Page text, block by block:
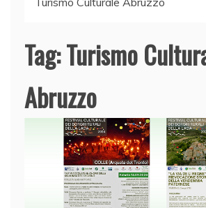
Tag:Turismo
Abruzzo